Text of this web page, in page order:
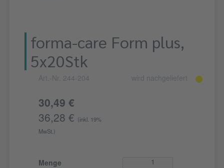
forma-care Form plus,
5x20Stk
Art.-Nr. 244-204 wird nachgeliefert
30,49 €
36,28 €
(inkl. 19%
MwSt.)
Menge